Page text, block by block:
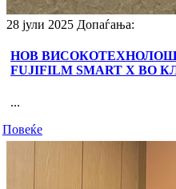
28 јули 2025 Допаѓања:
НОВ
FUJIFILM SMART X ВО
...
Повеќе